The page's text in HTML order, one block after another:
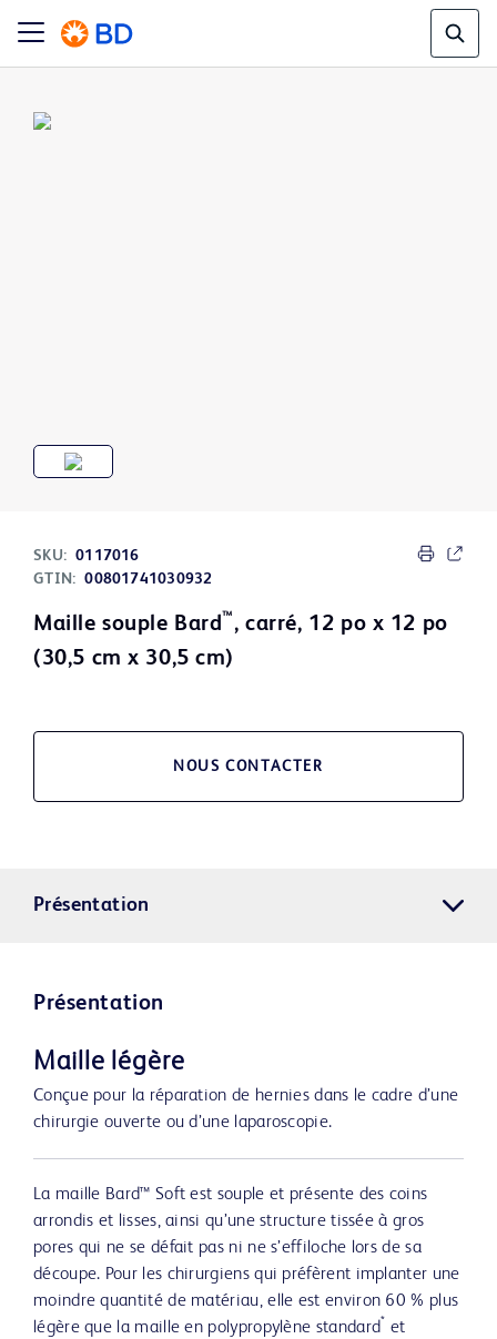
SKU: 0117016
GTIN: 00801741030932
Maille souple Bard™ , carré, 12 po x 12 po
(30,5 cm x 30,5 cm)
NOUS CONTACTER
Présentation
Présentation
Maille légère
Conçue pour la réparation de hernies dans le cadre d’une
chirurgie ouverte ou d’une laparoscopie.
La maille Bard™ Soft est souple et présente des coins
arrondis et lisses, ainsi qu’une structure tissée à gros
pores qui ne se défait pas ni ne s’effiloche lors de sa
découpe. Pour les chirurgiens qui préfèrent implanter une
moindre quantité de matériau, elle est environ 60 % plus
légère que la maille en polypropylène standard* et